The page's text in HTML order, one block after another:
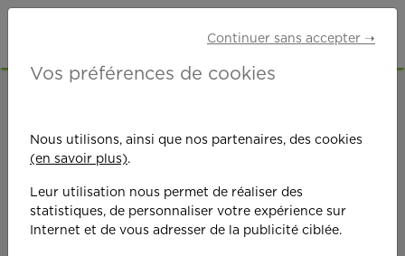
Continuer sans accepter ➝
Vos préférences de cookies
Nous utilisons, ainsi que nos partenaires, des cookies
(en savoir plus).
Leur utilisation nous permet de réaliser des
statistiques, de personnaliser votre expérience sur
Internet et de vous adresser de la publicité ciblée.